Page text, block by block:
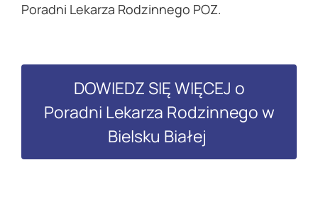
Poradni Lekarza Rodzinnego POZ.
DOWIEDZ SIĘ WIĘCEJ o
Poradni Lekarza Rodzinnego w
Bielsku Białej